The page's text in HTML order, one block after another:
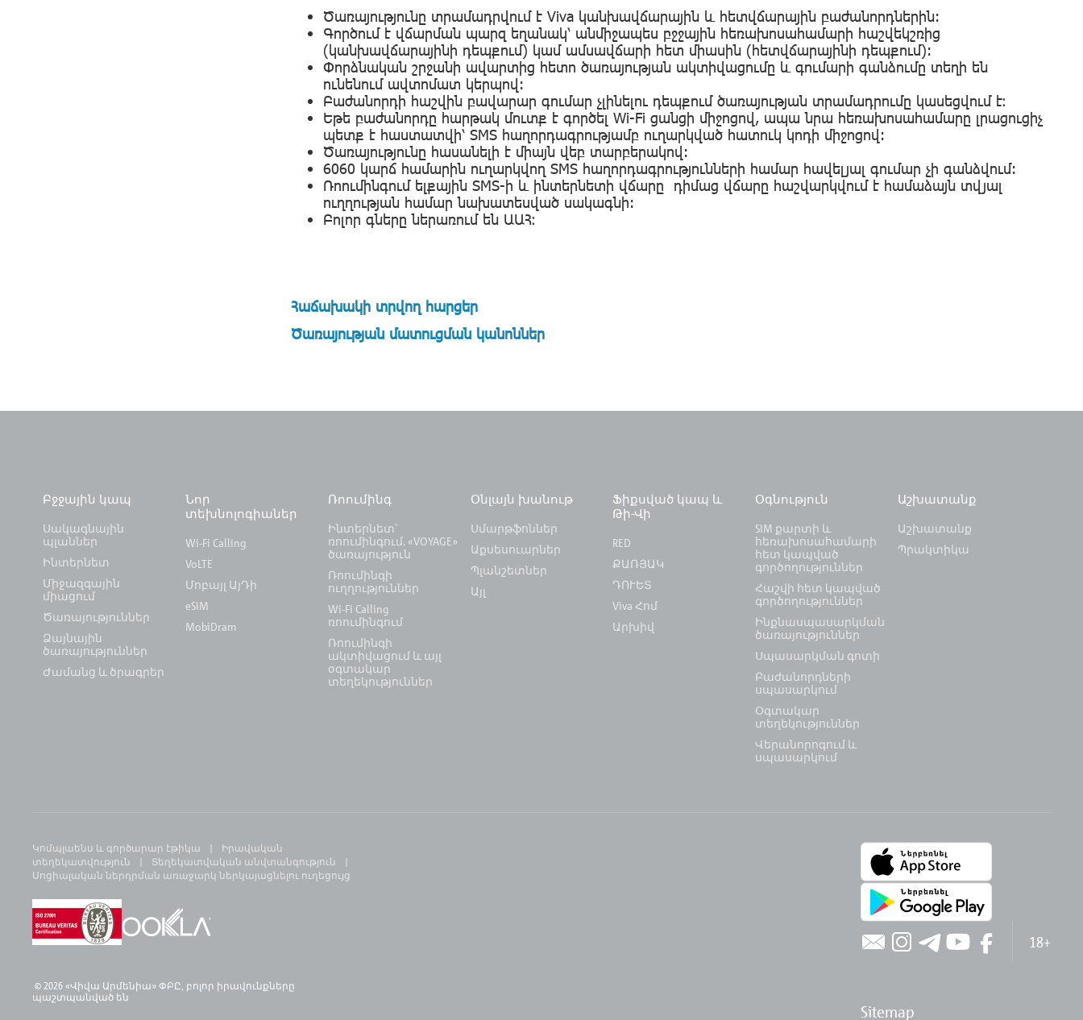
Ծառայությունը տրամադրվում է Viva կանխավճարային և հետվճարային բաժանորդներին:
Գործում է վճարման պարզ եղանակ՝ անմիջապես բջջային հեռախոսահամարի հաշվեկշռից
(կանխավճարայինի դեպքում) կամ ամսավճարի հետ միասին (հետվճարայինի դեպքում):
Փորձնական շրջանի ավարտից հետո ծառայության ակտիվացումը և գումարի գանձումը տեղի են
ունենում ավտոմատ կերպով:
Բաժանորդի հաշվին բավարար գումար չլինելու դեպքում ծառայության տրամադրումը կասեցվում է։
Եթե բաժանորդը հարթակ մուտք է գործել Wi-Fi ցանցի միջոցով, ապա նրա հեռախոսահամարը լրացուցիչ
պետք է հաստատվի՝ SMS հաղորդագրությամբ ուղարկված հատուկ կոդի միջոցով:
Ծառայությունը հասանելի է միայն վեբ տարբերակով:
6060 կարճ համարին ուղարկվող SMS հաղորդագրությունների համար հավելյալ գումար չի գանձվում:
Ռոումինգում ելքային SMS-ի և ինտերնետի վճարը դիմաց վճարը հաշվարկվում է համաձայն տվյալ
ուղղության համար նախատեսված սակագնի:
Բոլոր գները ներառում են ԱԱՀ։
Հաճախակի տրվող հարցեր
Ծառայության մատուցման կանոններ
Բջջային կապ
Սակագնային
պլաններ
Ինտերնետ
Միջազգային
միացում
Ծառայություններ
Ձայնային
ծառայություններ
Ժամանց և ծրագրեր
Նոր
տեխնոլոգիաներ
Wi-Fi Calling
VoLTE
Մոբայլ ԱյԴի
eSIM
MobiDram
Ռոումինգ
Ինտերնետ՝
ռոումինգում. «VOYAGE»
ծառայություն
Ռոումինգի
ուղղություններ
Wi-Fi Calling
ռոումինգում
Ռոումինգի
ակտիվացում և այլ
օգտակար
տեղեկություններ
Օնլայն խանութ
Սմարթֆոններ
Աքսեսուարներ
Պլանշետներ
Այլ
Ֆիքսված կապ և
Թի-Վի
RED
ՔԱՌՅԱԿ
ԴՈՒԵՏ
Viva Հոմ
Արխիվ
Օգնություն
SIM քարտի և
հեռախոսահամարի
հետ կապված
գործողություններ
Հաշվի հետ կապված
գործողություններ
Ինքնասպասարկման
ծառայություններ
Սպասարկման գոտի
Բաժանորդների
սպասարկում
Օգտակար
տեղեկություններ
Վերանորոգում և
սպասարկում
Աշխատանք
Աշխատանք
Պրակտիկա
Կոմպլաենս և գործարար էթիկա
Իրավական
տեղեկատվություն
Տեղեկատվական անվտանգություն
Սոցիալական ներդրման առաջարկ ներկայացնելու ուղեցույց
© 2026 «Վիվա Արմենիա» ՓԲԸ, բոլոր իրավունքները
պաշտպանված են
18+
Sitemap